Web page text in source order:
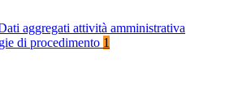
aggregati attività amministrativa
di procedimento 1